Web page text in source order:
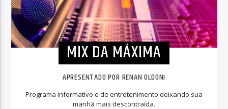
MIX DA MÁXIMA
APRESENTADO POR RENAN OLDONI
Programa informativo e de entretenimento deixando sua
manhã mais descontraída.